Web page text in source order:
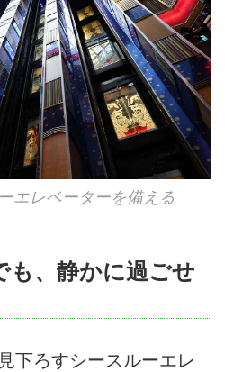
エレベーターを備える
も、静かに過ごせ
下ろすシースルーエレ